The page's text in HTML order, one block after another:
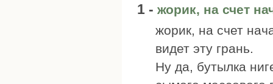
1 - жорик, на счет
жорик, на счет
видет эту грань.
Ну да, бутылка